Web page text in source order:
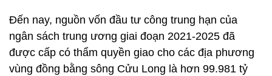
Đến nay, nguồn vốn đầu tư công trung hạn của
ngân sách trung ương giai đoạn 2021-2025 đã
được cấp có thẩm quyền giao cho các địa phương
vùng đồng bằng sông Cửu Long là hơn 99.981 tỷ